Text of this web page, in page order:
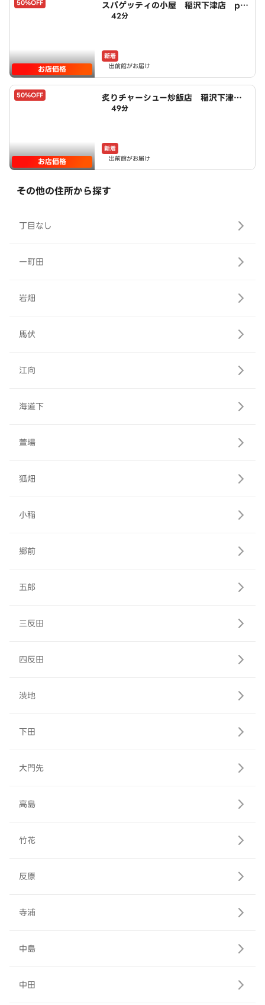
50%OFF
お店価格
スパゲッティの小屋 稲沢下津店 po
wered by LAWSON
42分
新着
出前館がお届け
50%OFF
お店価格
炙りチャーシュー炒飯店 稲沢下津
店 powered by LAWSON
49分
新着
出前館がお届け
その他の住所から探す
丁目なし
一町田
岩畑
馬伏
江向
海道下
萱場
狐畑
小稲
郷前
五郎
三反田
四反田
渋地
下田
大門先
高島
竹花
反原
寺浦
中島
中田